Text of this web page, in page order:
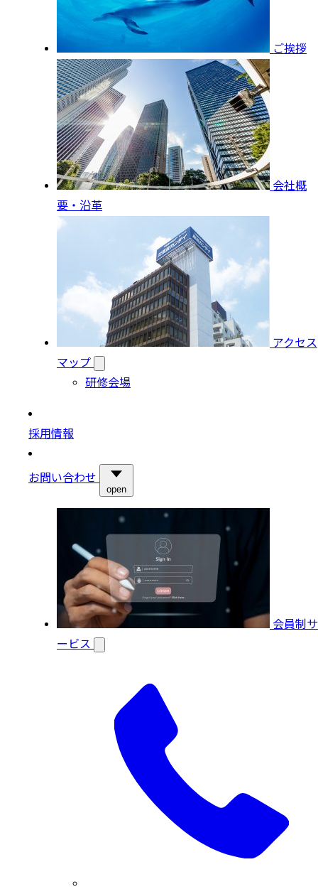
ご挨拶
会社概
要・沿革
アクセス
マップ
研修会場
採用情報
お問い合わせ
open
会員制サ
ービス